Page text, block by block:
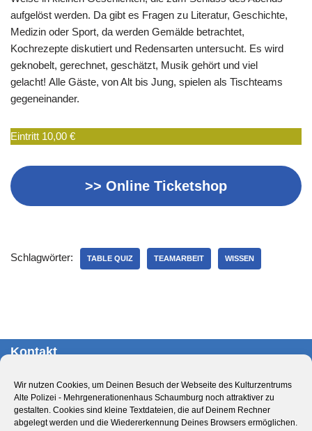
Wir nutzen Cookies, um Deinen Besuch der Webseite des Kulturzentrums
Alte Polizei - Mehrgenerationenhaus Schaumburg noch attraktiver zu
gestalten. Cookies sind kleine Textdateien, die auf Deinem Rechner
abgelegt werden und die Wiedererkennung Deines Browsers ermöglichen.
aufgelöst werden. Da gibt es Fragen zu Literatur, Geschichte,
Medizin oder Sport, da werden Gemälde betrachtet,
Kochrezepte diskutiert und Redensarten untersucht. Es wird
geknobelt, gerechnet, geschätzt, Musik gehört und viel
gelacht! Alle Gäste, von Alt bis Jung, spielen als Tischteams
gegeneinander.
Eintritt 10,00 €
>> Online Ticketshop
Schlagwörter: TABLE QUIZ TEAMARBEIT WISSEN
Kontakt
Schaumburg
Obernstr. 29
31655 Stadthagen